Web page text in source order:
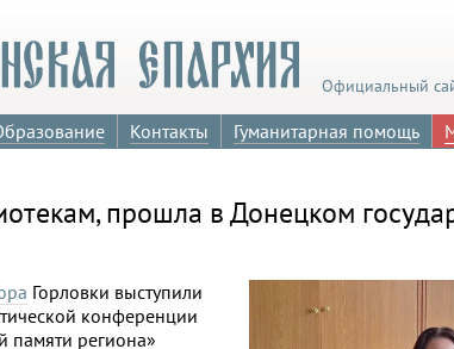
Официальный
Контакты Гуманитарная помощь
прошла в Донецком
Горловки выступили
конференции
памяти региона»